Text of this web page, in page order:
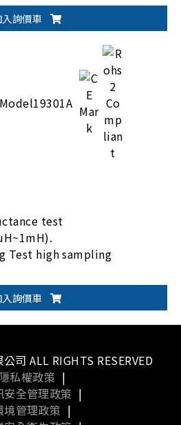
入詢價車
test
Test high sampling
test voltage compensation
Voltage test)
入詢價車
司 ALL RIGHTS RESERVED
隱私權政策 |
安全管理政策 |
境管理政策 |